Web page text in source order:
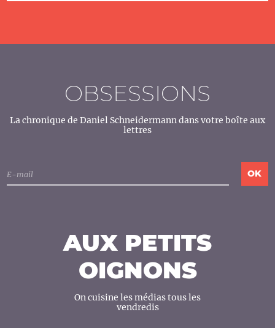
OBSESSIONS
La chronique de Daniel Schneidermann dans votre boîte aux
lettres
AUX PETITS
OIGNONS
On cuisine les médias tous les
vendredis